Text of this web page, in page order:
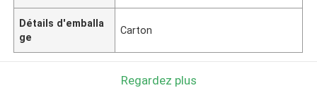
Détails d'emballa
ge
Carton
Regardez plus